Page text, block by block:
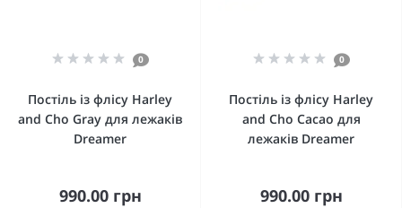
0
Постіль із флісу Harley
and Cho Gray для лежаків
Dreamer
990.00 грн
0
Постіль із флісу Harley
and Cho Cacao для
лежаків Dreamer
990.00 грн